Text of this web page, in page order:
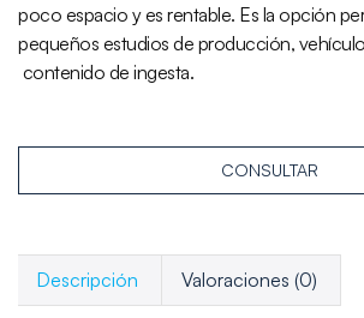
poco espacio y es rentable. Es la opción
pequeños estudios de producción,
contenido de ingesta.
CONSULTAR
Descripción Valoraciones (0)